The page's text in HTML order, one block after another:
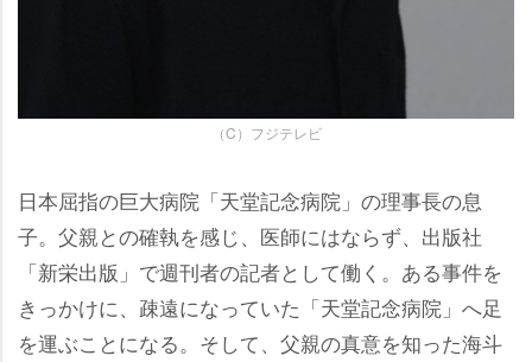
（C）フジテレビ
日本屈指の巨大病院「天堂記念病院」の理事長の息
子。父親との確執を感じ、医師にはならず、出版社
「新栄出版」で週刊者の記者として働く。ある事件を
きっかけに、疎遠になっていた「天堂記念病院」へ足
を運ぶことになる。そして、父親の真意を知った海斗